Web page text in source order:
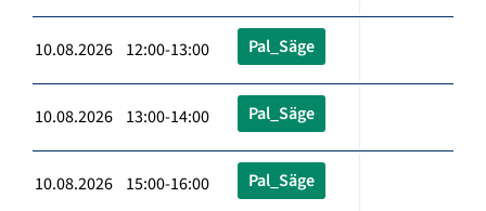
10.08.2026 12:00-13:00 Pal_Säge
10.08.2026 13:00-14:00 Pal_Säge
10.08.2026 15:00-16:00 Pal_Säge